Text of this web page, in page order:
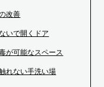
改善
いで開くドア
が可能なスペース
れない手洗い場